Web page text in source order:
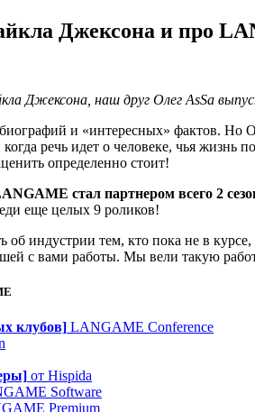
Джексона и про
Джексона, наш друг Олег AsSa
и «интересных» фактов. Но
речь идет о человеке, чья
определенно стоит!
стал партнером всего 2
еще целых 9 роликов!
об индустрии тем, кто пока не в
с вами работы. Мы вели такую
клубов] LANGAME Conference
от Hispida
Software
Premium